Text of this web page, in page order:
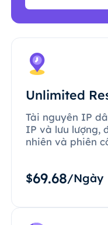
Unlimited
Tài nguyên IP
IP và lưu lượng,
nhiên và phiên
$69.68/Ngày